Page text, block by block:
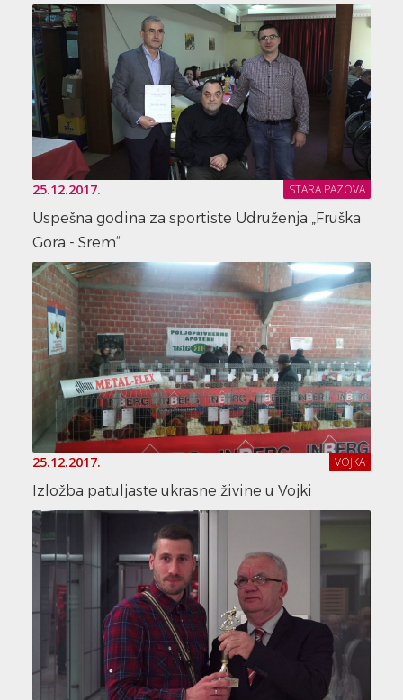
25.12.2017. STARA PAZOVA
Uspešna godina za sportiste Udruženja „Fruška
Gora - Srem“
25.12.2017. VOJKA
Izložba patuljaste ukrasne živine u Vojki